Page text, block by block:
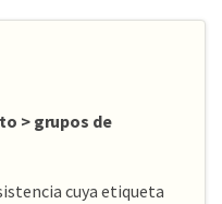
> grupos de
cuya etiqueta